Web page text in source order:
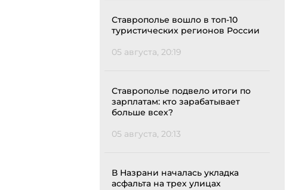
Ставрополье вошло в топ-10
туристических регионов России
05 августа, 20:19
Ставрополье подвело итоги по
зарплатам: кто зарабатывает
больше всех?
05 августа, 20:13
В Назрани началась укладка
асфальта на трех улицах